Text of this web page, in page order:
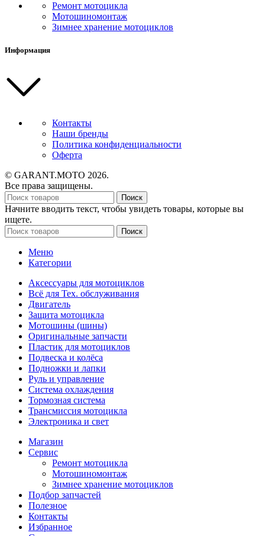
Ремонт мотоцикла
Мотошиномонтаж
Зимнее хранение мотоциклов
Информация
Контакты
Наши бренды
Политика конфиденциальности
Оферта
© GARANT.MOTO 2026.
Все права защищены.
Поиск
Начните вводить текст, чтобы увидеть товары, которые вы
ищете.
Поиск
Меню
Категории
Аксессуары для мотоциклов
Всё для Тех. обслуживания
Двигатель
Защита мотоцикла
Мотошины (шины)
Оригинальные запчасти
Пластик для мотоциклов
Подвеска и колёса
Подножки и лапки
Руль и управление
Система охлаждения
Тормозная система
Трансмиссия мотоцикла
Электроника и свет
Магазин
Сервис
Ремонт мотоцикла
Мотошиномонтаж
Зимнее хранение мотоциклов
Подбор запчастей
Полезное
Контакты
Избранное